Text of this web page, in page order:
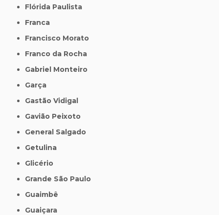
Flórida Paulista
Franca
Francisco Morato
Franco da Rocha
Gabriel Monteiro
Garça
Gastão Vidigal
Gavião Peixoto
General Salgado
Getulina
Glicério
Grande São Paulo
Guaimbê
Guaiçara